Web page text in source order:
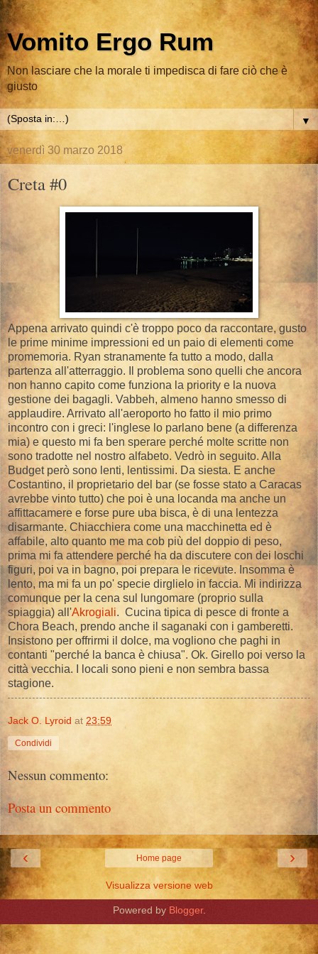
Vomito Ergo Rum
Non lasciare che la morale ti impedisca di fare ciò che è
giusto
▼
venerdì 30 marzo 2018
Creta #0
Appena arrivato quindi c'è troppo poco da raccontare, gusto
le prime minime impressioni ed un paio di elementi come
promemoria. Ryan stranamente fa tutto a modo, dalla
partenza all'atterraggio. Il problema sono quelli che ancora
non hanno capito come funziona la priority e la nuova
gestione dei bagagli. Vabbeh, almeno hanno smesso di
applaudire. Arrivato all'aeroporto ho fatto il mio primo
incontro con i greci: l'inglese lo parlano bene (a differenza
mia) e questo mi fa ben sperare perché molte scritte non
sono tradotte nel nostro alfabeto. Vedrò in seguito. Alla
Budget però sono lenti, lentissimi. Da siesta. E anche
Costantino, il proprietario del bar (se fosse stato a Caracas
avrebbe vinto tutto) che poi è una locanda ma anche un
affittacamere e forse pure uba bisca, è di una lentezza
disarmante. Chiacchiera come una macchinetta ed è
affabile, alto quanto me ma cob più del doppio di peso,
prima mi fa attendere perché ha da discutere con dei loschi
figuri, poi va in bagno, poi prepara le ricevute. Insomma è
lento, ma mi fa un po' specie dirglielo in faccia. Mi indirizza
comunque per la cena sul lungomare (proprio sulla
spiaggia) all'Akrogiali. Cucina tipica di pesce di fronte a
Chora Beach, prendo anche il saganaki con i gamberetti.
Insistono per offrirmi il dolce, ma vogliono che paghi in
contanti "perché la banca è chiusa". Ok. Girello poi verso la
città vecchia. I locali sono pieni e non sembra bassa
stagione.
Jack O. Lyroid at 23:59
Condividi
Nessun commento:
Posta un commento
‹ ›
Home page
Visualizza versione web
Powered by Blogger.